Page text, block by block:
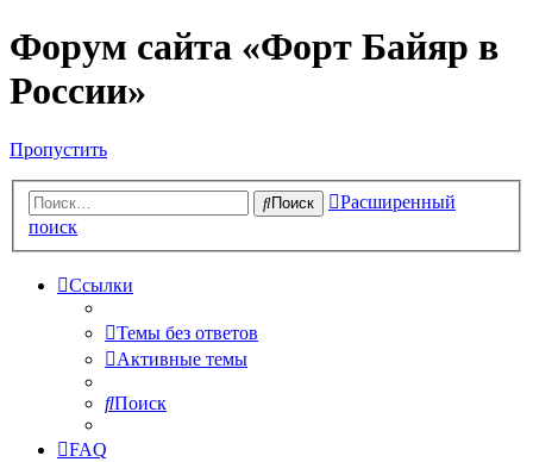
Форум сайта «Форт Байяр в
России»
Пропустить
Поиск
Расширенный
поиск
Ссылки
Темы без ответов
Активные темы
Поиск
FAQ